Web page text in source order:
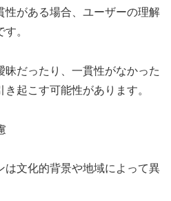
性がある場合、ユーザーの理解
。
だったり、一貫性がなかった
起こす可能性があります。
は文化的背景や地域によって異